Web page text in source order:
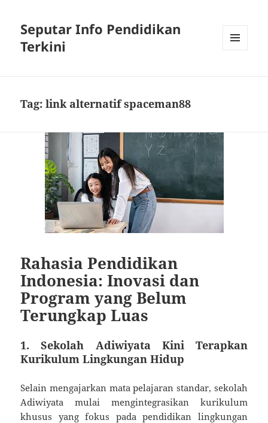
Seputar Info Pendidikan
Terkini
Tag:link alternatif spaceman88
Rahasia Pendidikan
Indonesia: Inovasi dan
Program yang Belum
Terungkap Luas
1.Sekolah Adiwiyata Kini Terapkan
Kurikulum Lingkungan Hidup
Selain mengajarkan mata pelajaran standar, sekolah
Adiwiyata mulai mengintegrasikan kurikulum
khusus yang fokus pada pendidikan lingkungan